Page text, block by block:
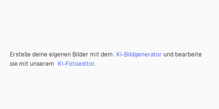
Erstelle deine eigenen Bilder mit dem KI-Bildgenerator und bearbeite
sie mit unserem KI-Fotoeditor.